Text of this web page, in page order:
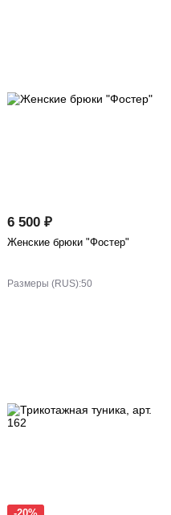
6 500 ₽
Женские брюки "Фостер"
Размеры (RUS):50
-20%